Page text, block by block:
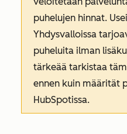
puhelujen hinnat.
Yhdysvalloissa
puheluita ilman
tärkeää tarkistaa
ennen kuin määrität
HubSpotissa.